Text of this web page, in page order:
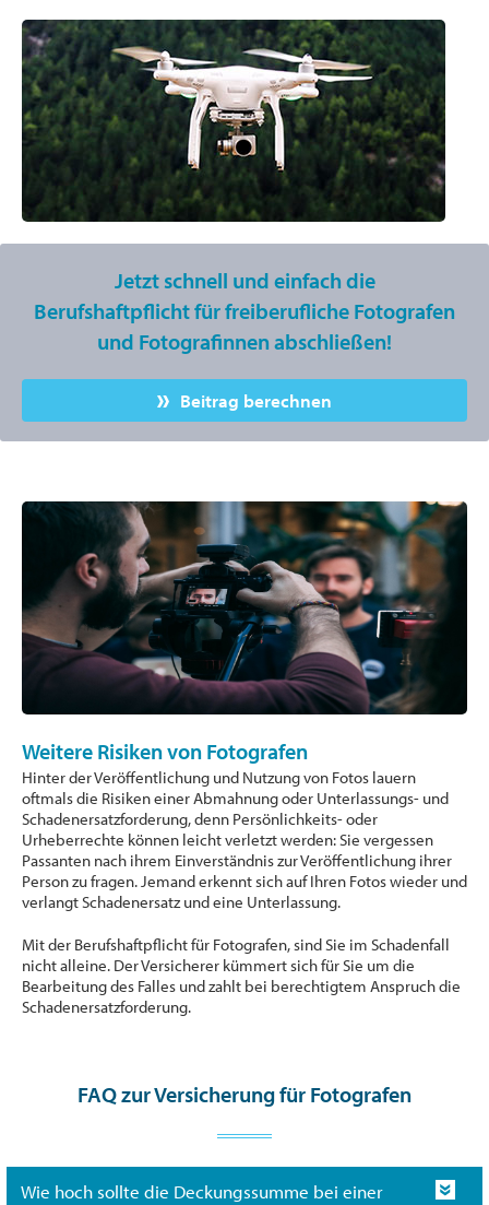
Jetzt schnell und einfach die
Berufshaftpflicht für freiberufliche Fotografen
und Fotografinnen abschließen!
Beitrag berechnen
Weitere Risiken von Fotografen
Hinter der Veröffentlichung und Nutzung von Fotos lauern
oftmals die Risiken einer Abmahnung oder Unterlassungs- und
Schadenersatzforderung, denn Persönlichkeits- oder
Urheberrechte können leicht verletzt werden: Sie vergessen
Passanten nach ihrem Einverständnis zur Veröffentlichung ihrer
Person zu fragen. Jemand erkennt sich auf Ihren Fotos wieder und
verlangt Schadenersatz und eine Unterlassung.
Mit der Berufshaftpflicht für Fotografen, sind Sie im Schadenfall
nicht alleine. Der Versicherer kümmert sich für Sie um die
Bearbeitung des Falles und zahlt bei berechtigtem Anspruch die
Schadenersatzforderung.
FAQ zur Versicherung für Fotografen
Wie hoch sollte die Deckungssumme bei einer